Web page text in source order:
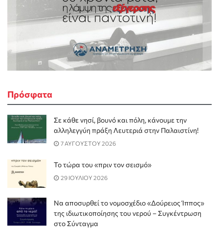
Πρόσφατα
Σε κάθε νησί, βουνό και πόλη, κάνουμε την
αλληλεγγύη πράξη Λευτεριά στην Παλαιστίνη!
7 ΑΥΓΟΥΣΤΟΥ 2026
Το τώρα του «πριν τον σεισμό»
29 ΙΟΥΛΙΟΥ 2026
Να αποσυρθεί το νομοσχέδιο «Δούρειος Ίππος»
της ιδιωτικοποίησης του νερού – Συγκέντρωση
στο Σύνταγμα